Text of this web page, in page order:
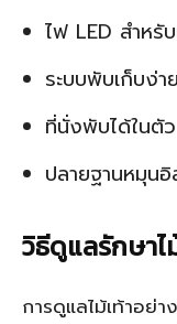
ไฟ LED สำหรั
ระบบพับเก็บง่
ที่นั่งพับได้ในตั
ปลายฐานหมุน
วิธีดูแลรักษาไ
การดูแลไม้เท้าอย่